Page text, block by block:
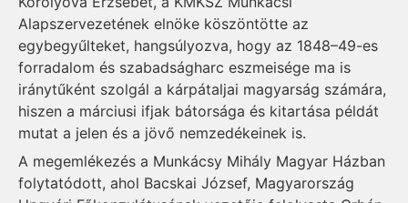
Alapszervezetének elnöke köszöntötte az
egybegyűlteket, hangsúlyozva, hogy az 1848–49-es
forradalom és szabadságharc eszmeisége ma is
iránytűként szolgál a kárpátaljai magyarság számára,
hiszen a márciusi ifjak bátorsága és kitartása példát
mutat a jelen és a jövő nemzedékeinek is.
A megemlékezés a Munkácsy Mihály Magyar Házban
folytatódott, ahol Bacskai József, Magyarország